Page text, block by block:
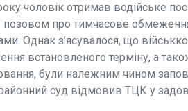
чоловік отримав водійське
позовом про тимчасове
Однак з’ясувалося, що
встановленого терміну, а
були належним чином
суд відмовив ТЦК у